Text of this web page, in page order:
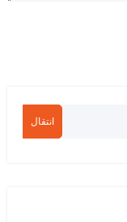
انتقال